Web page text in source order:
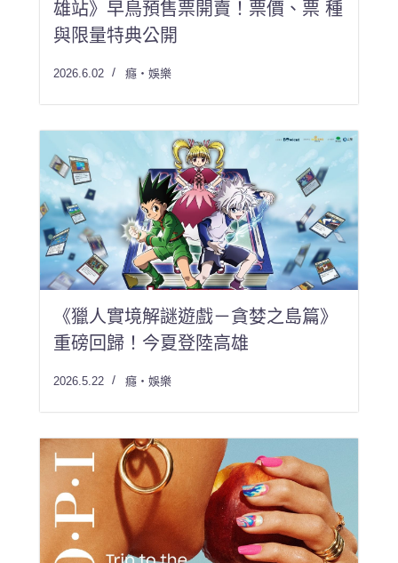
雄站》早鳥預售票開賣！票價、票 種
與限量特典公開
2026.6.02 癮・娛樂
《獵人實境解謎遊戲－貪婪之島篇》
重磅回歸！今夏登陸高雄
2026.5.22 癮・娛樂